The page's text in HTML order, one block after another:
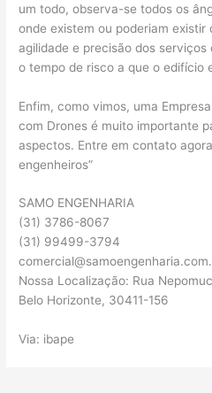
um todo, observa-se todos os
onde existem ou poderiam
agilidade e precisão dos
o tempo de risco a que o edifício
Enfim, como vimos, uma
com Drones é muito importante
aspectos. Entre em contato
engenheiros”
SAMO ENGENHARIA
(31) 3786-8067
(31) 99499-3794
Nossa Localização: Rua
Belo Horizonte, 30411-156
Via: ibape